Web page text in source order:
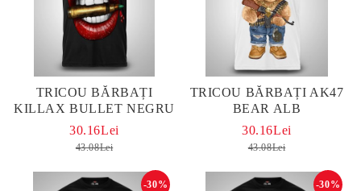
TRICOU BĂRBAȚI
KILLAX BULLET NEGRU
30.16Lei
43.08Lei
TRICOU BĂRBAȚI AK47
BEAR ALB
30.16Lei
43.08Lei
-30% -30%